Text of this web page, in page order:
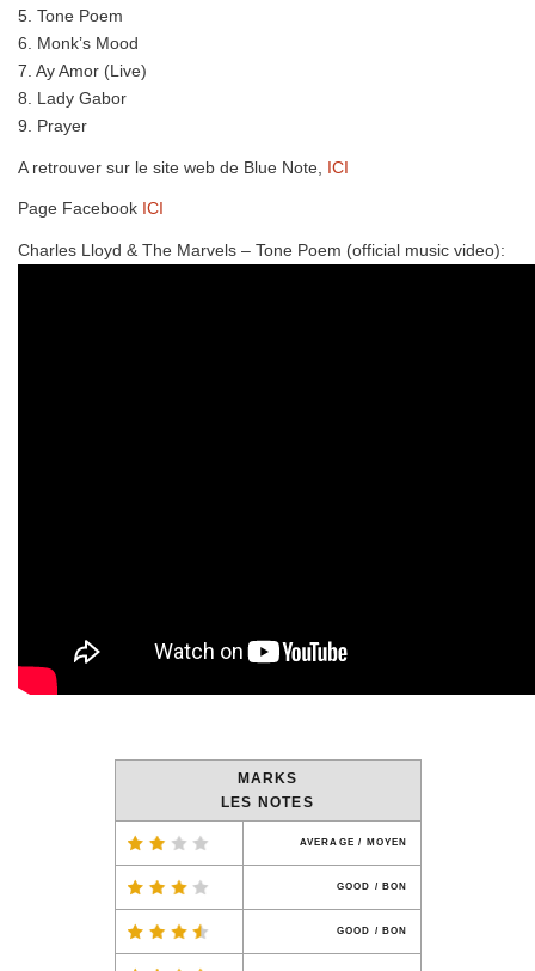
5. Tone Poem
6. Monk’s Mood
7. Ay Amor (Live)
8. Lady Gabor
9. Prayer
A retrouver sur le site web de Blue Note, ICI
Page Facebook ICI
Charles Lloyd & The Marvels – Tone Poem (official music video):
MARKS
LES NOTES
AVERAGE / MOYEN
GOOD / BON
GOOD / BON